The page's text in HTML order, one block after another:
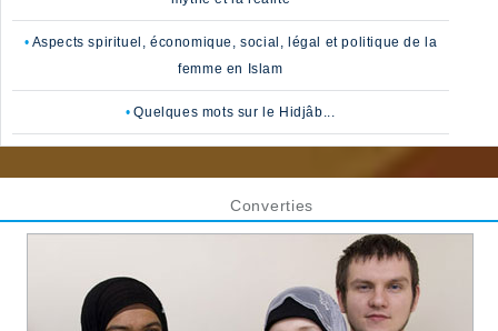
Aspects spirituel, économique, social, légal et politique de la
femme en Islam
Quelques mots sur le Hidjâb...
Converties